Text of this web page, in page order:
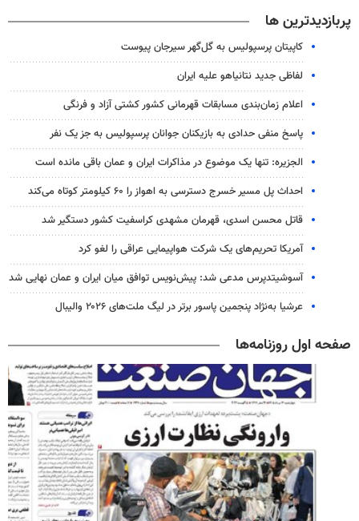
پربازدیدترین ها
کاپیتان پرسپولیس به گل‌گهر سیرجان پیوست
لفاظی جدید نتانیاهو علیه ایران
اعلام زمان‌بندی مسابقات قهرمانی کشور کشتی آزاد و فرنگی
پاسخ منفی حدادی به بازیکنان جوانان پرسپولیس به جز یک نفر
الجزیره: تنها یک موضوع در مذاکرات ایران و عمان باقی مانده است
احداث پل مسیر خسرج دسترسی به اهواز را ۶۰ کیلومتر کوتاه می‌کند
قاتل محسن اسدی، قهرمان مشهدی کراسفیت کشور دستگیر شد
آمریکا تحریم‌های یک شرکت هواپیمایی عراقی را لغو کرد
آسوشیتدپرس مدعی شد: پیش‌نویس توافق میان ایران و عمان نهایی شد
عرشیا به‌نژاد پنجمین پاسور برتر در لیگ ملت‌های ۲۰۲۶ والیبال
صفحه اول روزنامه‌ها